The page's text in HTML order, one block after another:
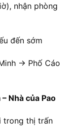
nhận phòng
đến sớm
→ Phố Cáo
Nhà của Pao
trong thị trấn